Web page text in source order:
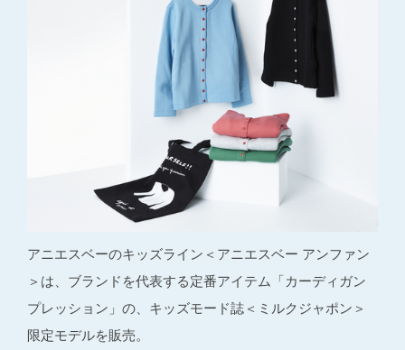
アニエスベーのキッズライン＜アニエスベー アンファン
＞は、ブランドを代表する定番アイテム「カーディガン
プレッション」の、キッズモード誌＜ミルクジャポン＞
限定モデルを販売。